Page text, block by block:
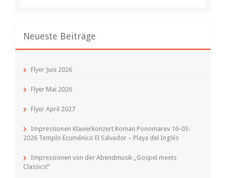
Neueste Beiträge
Flyer Juni 2026
Flyer Mai 2026
Flyer April 2027
Impressionen Klavierkonzert Roman Ponomarev 16-03-
2026 Templo Ecuménico El Salvador – Playa del Inglés
Impressionen von der Abendmusik „Gospel meets
Classics!“